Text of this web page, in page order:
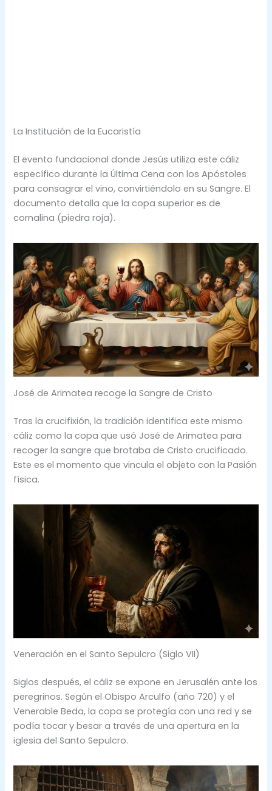
La Institución de la Eucaristía
El evento fundacional donde Jesús utiliza este cáliz
específico durante la Última Cena con los Apóstoles
para consagrar el vino, convirtiéndolo en su Sangre. El
documento detalla que la copa superior es de
cornalina (piedra roja).
José de Arimatea recoge la Sangre de Cristo
Tras la crucifixión, la tradición identifica este mismo
cáliz como la copa que usó José de Arimatea para
recoger la sangre que brotaba de Cristo crucificado.
Este es el momento que vincula el objeto con la Pasión
física.
Veneración en el Santo Sepulcro (Siglo VII)
Siglos después, el cáliz se expone en Jerusalén ante los
peregrinos. Según el Obispo Arculfo (año 720) y el
Venerable Beda, la copa se protegía con una red y se
podía tocar y besar a través de una apertura en la
iglesia del Santo Sepulcro.